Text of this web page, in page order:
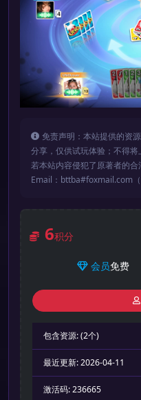
免责声明：本站提供的资
分享，仅供试玩体验；不得
若本站内容侵犯了原著者的合
Email：bttba#foxmail.com（
6积分
会员免费
包含资源:(2个)
最近更新:2026-04-11
激活码:236665